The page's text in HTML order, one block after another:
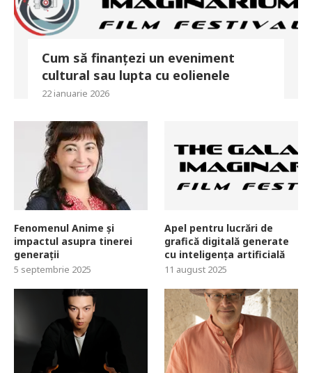
Cum să finanțezi un eveniment
cultural sau lupta cu eolienele
22 ianuarie 2026
Fenomenul Anime și
impactul asupra tinerei
generații
5 septembrie 2025
Apel pentru lucrări de
grafică digitală generate
cu inteligența artificială
11 august 2025